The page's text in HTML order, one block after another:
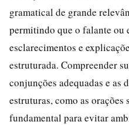
gramatical de grande
permitindo que o falante ou
esclarecimentos e
estruturada. Compreender
conjunções adequadas e as
estruturas, como as orações
fundamental para evitar